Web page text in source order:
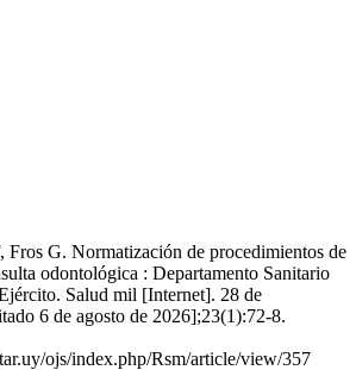
Fros G. Normatización de procedimientos de
odontológica : Departamento Sanitario
Salud mil [Internet]. 28 de
6 de agosto de 2026];23(1):72-8.
ojs/index.php/Rsm/article/view/357